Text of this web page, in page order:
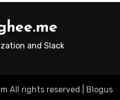
and Slack
All rights reserved
Blogus